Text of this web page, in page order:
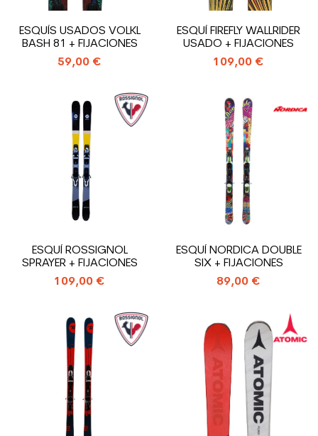
ESQUÍS USADOS VOLKL
BASH 81 + FIJACIONES
59,00 €
ESQUÍ FIREFLY WALLRIDER
USADO + FIJACIONES
109,00 €
ESQUÍ ROSSIGNOL
SPRAYER + FIJACIONES
109,00 €
ESQUÍ NORDICA DOUBLE
SIX + FIJACIONES
89,00 €